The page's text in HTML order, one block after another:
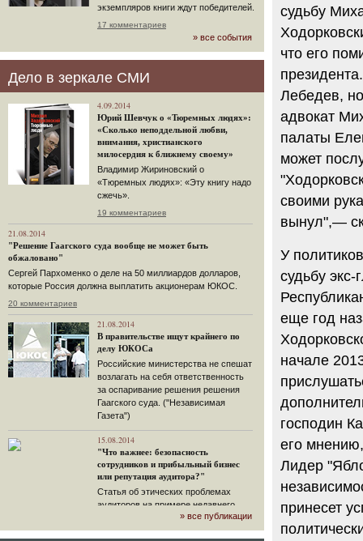
экземпляров книги ждут победителей.
17 комментариев
» все события
Дело в зеркале СМИ
4.09.2014
Юрий Шевчук о «Тюремных людях»:
«Сколько неподдельной любви,
внимания, христианского
милосердия к ближнему своему»
Владимир Жириновский о
«Тюремных людях»: «Эту книгу надо
сжечь».
19 комментариев
21.08.2014
"Решение Гаагского суда вообще не может быть
обжаловано"
Сергей Пархоменко о деле на 50 миллиардов долларов,
которые Россия должна выплатить акционерам ЮКОС.
20 комментариев
21.08.2014
В правительстве ищут крайнего по
делу ЮКОСа
Российские министерства не спешат
возлагать на себя ответственность
за оспаривание решения решения
Гаагского суда. ("Независимая
Газета")
15.08.2014
"Что важнее: безопасность
сотрудников и прибыльный бизнес
или репутация аудитора?"
Статья об этических проблемах
аудиторов на примере недавнего
громкого арбитражного решения по
ЮКОСу. (navalny.com)
» все публикации
судьбу
что его
Лебедев,
адвокат
палаты
может
своими
вынул",—
У
судьбу
еще год
начале
господин
его
Лидер
принесет